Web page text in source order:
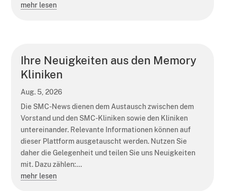
mehr lesen
Ihre Neuigkeiten aus den Memory
Kliniken
Aug. 5, 2026
Die SMC-News dienen dem Austausch zwischen dem
Vorstand und den SMC-Kliniken sowie den Kliniken
untereinander. Relevante Informationen können auf
dieser Plattform ausgetauscht werden. Nutzen Sie
daher die Gelegenheit und teilen Sie uns Neuigkeiten
mit. Dazu zählen:...
mehr lesen